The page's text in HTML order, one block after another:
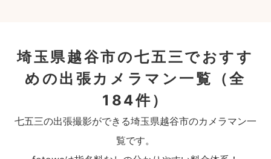
埼玉県越谷市の七五三でおすす
めの出張カメラマン一覧
（全
184件）
七五三の出張撮影ができる埼玉県越谷市のカメラマン一
覧です。